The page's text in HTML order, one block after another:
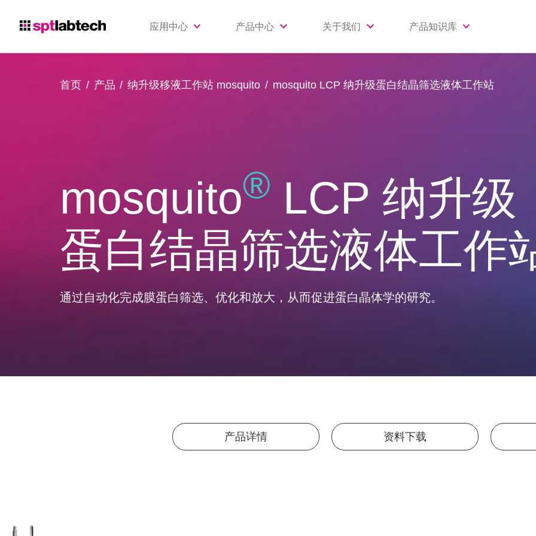
应用中心 产品中心 关于我们 产品知识库
首页 产品 纳升级移液工作站 mosquito mosquito LCP 纳升级蛋白结晶筛选液体工作站
mosquito® LCP 纳升级
蛋白结晶筛选液体工作
通过自动化完成膜蛋白筛选、优化和放大，从而促进蛋白晶体学的研究。
产品详情 资料下载